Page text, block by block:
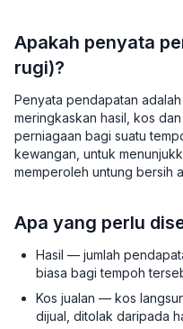
Apakah penyata
rugi)?
Penyata pendapatan
meringkaskan hasil, kos
perniagaan bagi suatu
kewangan, untuk
memperoleh untung bersih
Apa yang perlu
Hasil — jumlah
biasa bagi tempoh
Kos jualan — kos
dijual, ditolak daripada